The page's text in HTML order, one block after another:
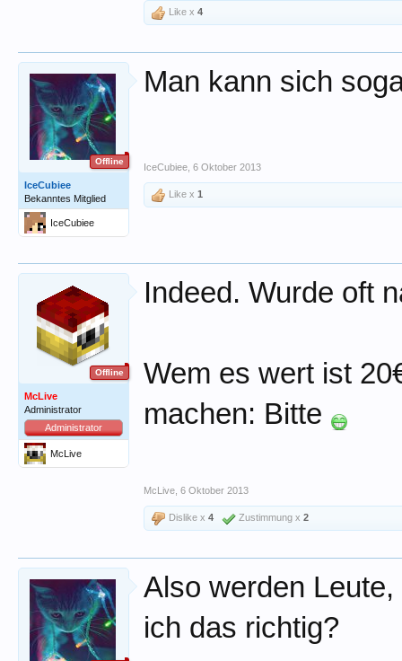
Like x 4
Offline
IceCubiee
Bekanntes Mitglied
IceCubiee
Man kann sich
IceCubiee 6 Oktober 2013
Like x 1
Offline
McLive
Administrator
Administrator
McLive
Indeed. Wurde oft
Wem es wert ist
machen: Bitte
McLive 6 Oktober 2013
Dislike x 4 Zustimmung x 2
Also werden
ich das richtig?